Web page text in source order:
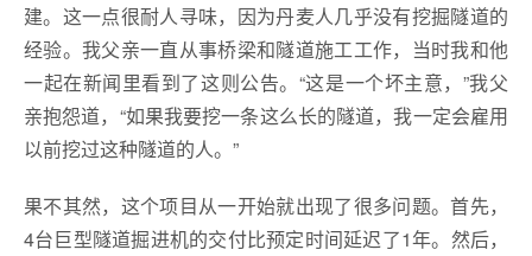
建。这一点很耐人寻味，因为丹麦人几乎没有挖掘隧道的
经验。我父亲一直从事桥梁和隧道施工工作，当时我和他
一起在新闻里看到了这则公告。“这是一个坏主意，”我父
亲抱怨道，“如果我要挖一条这么长的隧道，我一定会雇用
以前挖过这种隧道的人。”
果不其然，这个项目从一开始就出现了很多问题。首先，
4台巨型隧道掘进机的交付比预定时间延迟了1年。然后，